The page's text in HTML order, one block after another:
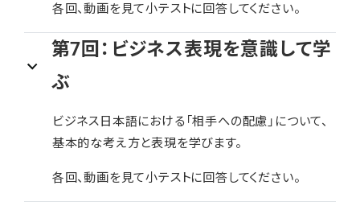
各回、動画を見て小テストに回答してください。
第7回：ビジネス表現を意識して学
ぶ
ビジネス日本語における「相手への配慮」について、
基本的な考え方と表現を学びます。
各回、動画を見て小テストに回答してください。